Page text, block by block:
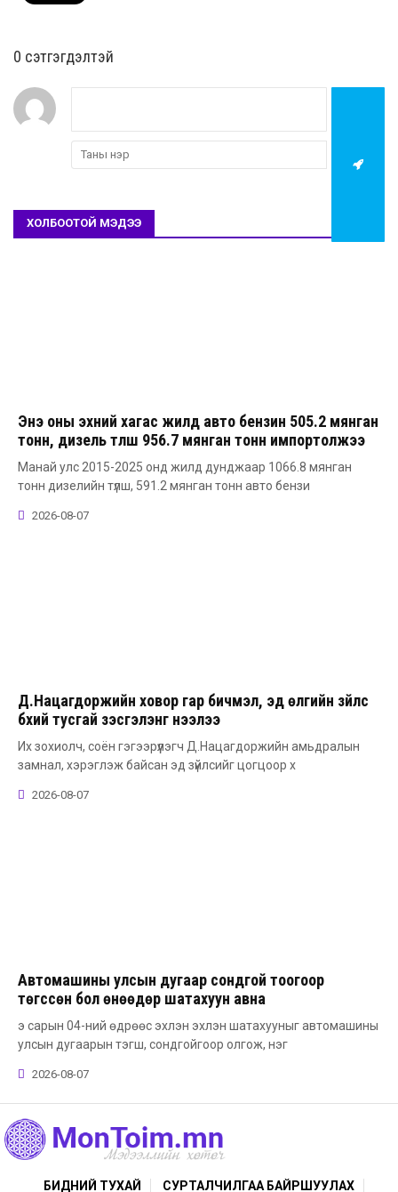
0 cэтгэгдэлтэй
ХОЛБООТОЙ МЭДЭЭ
Энэ оны эхний хагас жилд авто бензин 505.2 мянган
тонн, дизель түлш 956.7 мянган тонн импортолжээ
Манай улс 2015-2025 онд жилд дунджаар 1066.8 мянган
тонн дизелийн түлш, 591.2 мянган тонн авто бензи
2026-08-07
Д.Нацагдоржийн ховор гар бичмэл, эд өлгийн зүйлс
бүхий тусгай үзэсгэлэнг нээлээ
Их зохиолч, соён гэгээрүүлэгч Д.Нацагдоржийн амьдралын
замнал, хэрэглэж байсан эд зүйлсийг цогцоор х
2026-08-07
Автомашины улсын дугаар сондгой тоогоор
төгссөн бол өнөөдөр шатахуун авна
э сарын 04-ний өдрөөс эхлэн эхлэн шатахууныг автомашины
улсын дугаарын тэгш, сондгойгоор олгож, нэг
2026-08-07
БИДНИЙ ТУХАЙ СУРТАЛЧИЛГАА БАЙРШУУЛАХ